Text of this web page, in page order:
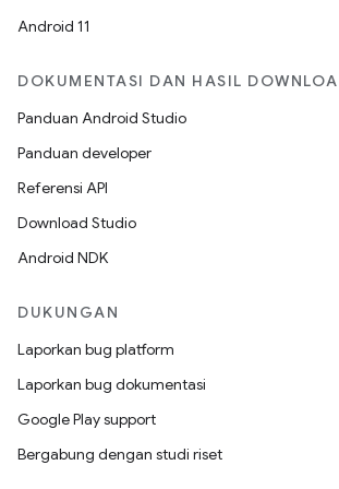
Android 11
DOKUMENTASI DAN HASIL
Panduan Android Studio
Panduan developer
Referensi API
Download Studio
Android NDK
DUKUNGAN
Laporkan bug platform
Laporkan bug dokumentasi
Google Play support
Bergabung dengan studi riset